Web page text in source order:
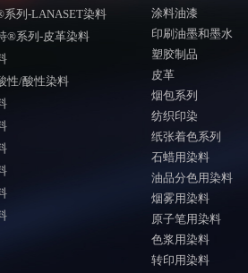
列-LANASET染料
®系列-皮革染料
性/酸性染料
涂料油漆
印刷油墨和墨水
塑胶制品
皮革
烟包系列
纺织印染
纸张着色系列
石蜡用染料
油品分色用染料
烟雾用染料
原子笔用染料
色浆用染料
转印用染料